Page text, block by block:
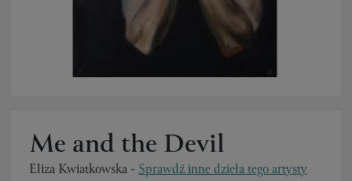
Me and the Devil
Eliza Kwiatkowska- Sprawdź inne dzieła tego artysty